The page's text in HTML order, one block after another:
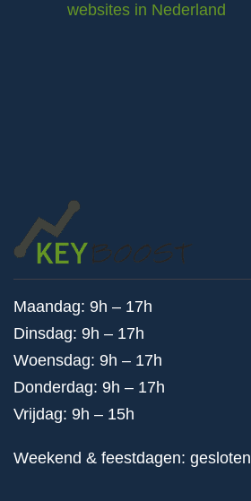
websites in Nederland
Maandag: 9h – 17h
Dinsdag: 9h – 17h
Woensdag: 9h – 17h
Donderdag: 9h – 17h
Vrijdag: 9h – 15h
Weekend & feestdagen: gesloten